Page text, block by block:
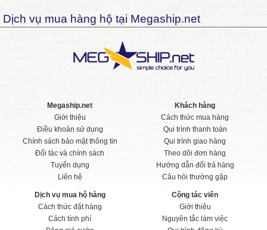
Dịch vụ mua hàng hộ tại Megaship.net
Megaship.net
Giới thiệu
Điều khoản sử dụng
Chính sách bảo mật thông tin
Đối tác và chính sách
Tuyển dụng
Liên hệ
Khách hàng
Cách thức mua hàng
Qui trình thanh toán
Qui trình giao hàng
Theo dõi đơn hàng
Hướng dẫn đổi trả hàng
Câu hỏi thường gặp
Dịch vụ mua hộ hàng
Cách thức đặt hàng
Cách tính phí
Cộng tác viên
Giới thiệu
Nguyên tắc làm việc